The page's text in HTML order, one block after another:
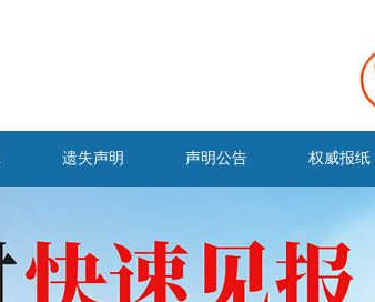
遗失声明 声明公告 权威报纸